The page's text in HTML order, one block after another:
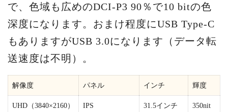
で、色域も広めのDCI-P3 90％で10 bitの色
深度になります。おまけ程度にUSB Type-C
もありますがUSB 3.0になります（データ転
送速度は不明）。
解像度 パネル インチ 輝度
UHD（3840×2160） IPS 31.5インチ 350nit